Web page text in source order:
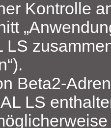
Kontrolle
LS
LS